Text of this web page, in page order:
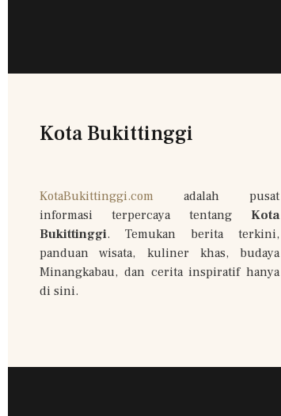
Kota Bukittinggi
KotaBukittinggi.com adalah pusat
informasi terpercaya tentang Kota
Bukittinggi. Temukan berita terkini,
panduan wisata, kuliner khas, budaya
Minangkabau, dan cerita inspiratif hanya
di sini.